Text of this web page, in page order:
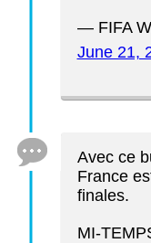
— FIFA
June 21,
Avec ce
France
finales.
MI-